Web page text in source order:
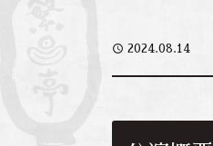
access_time 2024.08.14